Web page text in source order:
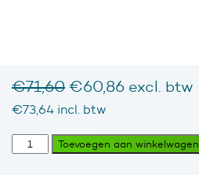
€71,60 Oorspronkelijke
prijs
€71,60.
€60,86Huidige
€60,86.
excl. btw
€73,64 incl. btw
Industrie
papier
Toevoegen aan winkelwagen